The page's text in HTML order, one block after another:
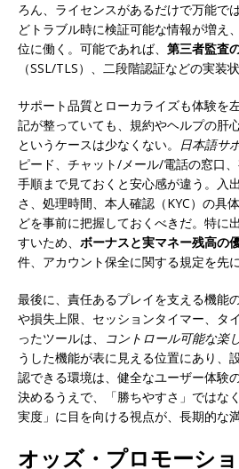
ろん、ライセンスがあるだけで万能で
どトラブル時に検証可能な情報が増え
位に働く。可能であれば、 第三者監査
（SSL/TLS）、二段階認証などの実装
サポート品質とローカライズも体験を
記が整っていても、規約やヘルプの肝
というケースは少なくない。 日本語サ
ピード、チャット/メール/電話の窓口
手順まで見ておくと安心感が違う。入
さ、処理時間、本人確認（KYC）の具
どを事前に把握しておくべきだ。特に
すいため、 ボーナスと実マネー残高の
件、アカウント保全に関する規定を先
最後に、責任あるプレイを支える機能
や損失上限、セッションタイマー、タ
ったツールは、
コントロール可能な楽
うした機能が表に見える位置にあり、
認できる環境は、健全なユーザー体験
決めるうえで、「勝ちやすさ」ではな
実度」に目を向ける視点が、長期的な
オッズ・プロモーシ